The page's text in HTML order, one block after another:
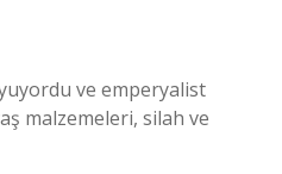
ve emperyalist
malzemeleri, silah ve